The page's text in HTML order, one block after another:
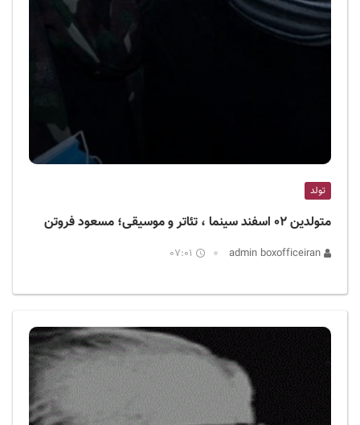
تولد
متولدین ۰۲ اسفند سینما ، تئاتر و موسیقی؛ مسعود فروتن
07:01